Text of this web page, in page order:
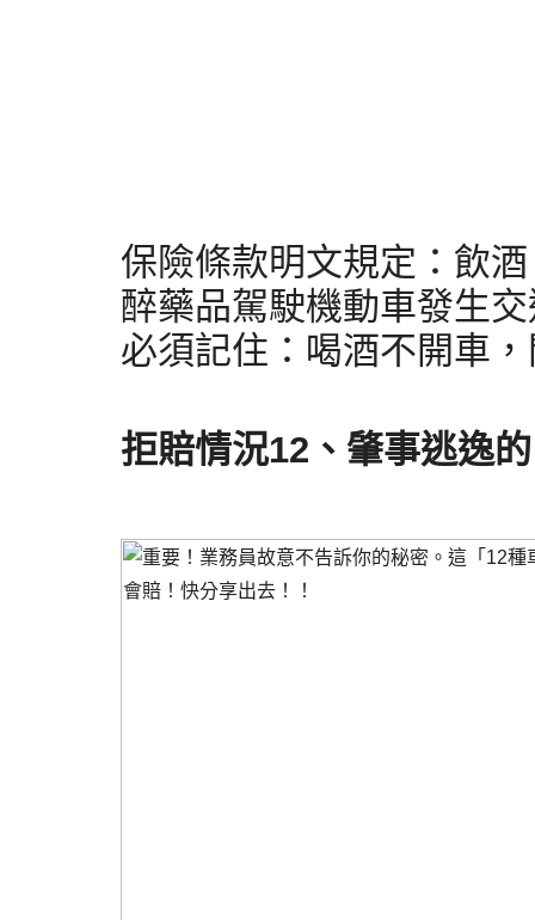
保險條款明文規定：飲
醉藥品駕駛機動車發生
必須記住：喝酒不開車
拒賠情況12、 肇事逃逸的